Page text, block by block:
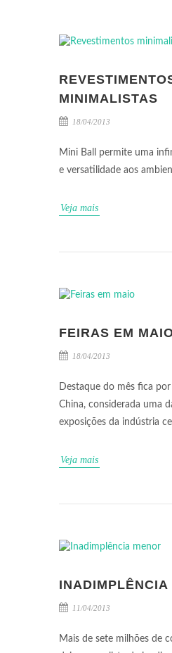
MINIMALISTAS
18/04/2013
Mini Ball permite uma
e versatilidade aos
Veja mais
FEIRAS EM
18/04/2013
Destaque do mês fica
China, considerada uma
exposições da indústria
Veja mais
INADIMPLÊNCIA
11/04/2013
Mais de sete milhões de